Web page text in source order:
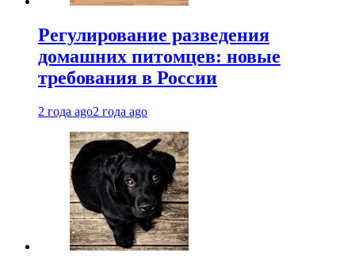
Регулирование разведения
домашних питомцев: новые
требования в России
2 года ago2 года ago